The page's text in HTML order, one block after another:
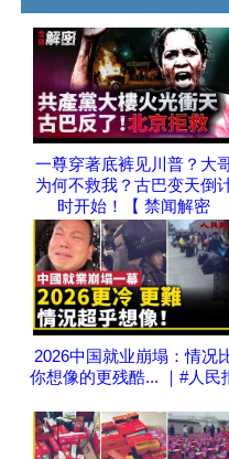
一尊穿著底裤见川普？大
为何不救我？古巴变天倒
时开始！【 禁闻解密
2026中国就业崩塌：情况
你想像的更残酷... ｜#人民